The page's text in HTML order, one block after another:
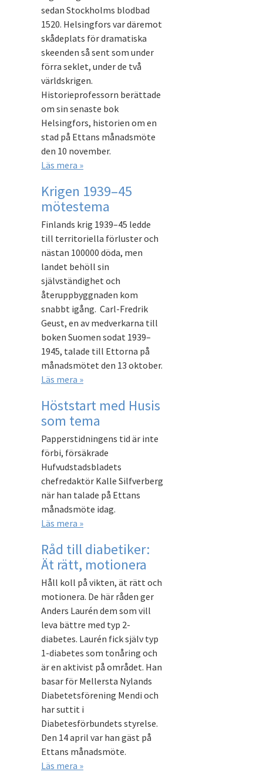
sedan Stockholms blodbad
1520. Helsingfors var däremot
skådeplats för dramatiska
skeenden så sent som under
förra seklet, under de två
världskrigen.
Historieprofessorn berättade
om sin senaste bok
Helsingfors, historien om en
stad på Ettans månadsmöte
den 10 november.
Läs mera »
Krigen 1939–45
mötestema
Finlands krig 1939–45 ledde
till territoriella förluster och
nästan 100000 döda, men
landet behöll sin
självständighet och
återuppbyggnaden kom
snabbt igång. Carl-Fredrik
Geust, en av medverkarna till
boken Suomen sodat 1939–
1945, talade till Ettorna på
månadsmötet den 13 oktober.
Läs mera »
Höststart med Husis
som tema
Papperstidningens tid är inte
förbi, försäkrade
Hufvudstadsbladets
chefredaktör Kalle Silfverberg
när han talade på Ettans
månadsmöte idag.
Läs mera »
Råd till diabetiker:
Ät rätt, motionera
Håll koll på vikten, ät rätt och
motionera. De här råden ger
Anders Laurén dem som vill
leva bättre med typ 2-
diabetes. Laurén fick själv typ
1-diabetes som tonåring och
är en aktivist på området. Han
basar för Mellersta Nylands
Diabetetsförening Mendi och
har suttit i
Diabetesförbundets styrelse.
Den 14 april var han gäst på
Ettans månadsmöte.
Läs mera »